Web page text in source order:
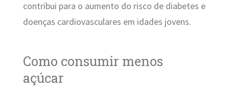
contribui para o aumento do risco de diabetes e
doenças cardiovasculares em idades jovens.
Como consumir menos
açúcar